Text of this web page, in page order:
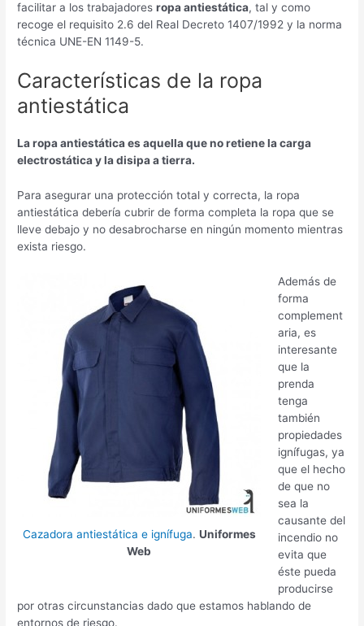
facilitar a los trabajadoresropa antiestática, tal y como
recoge el requisito 2.6 del Real Decreto 1407/1992 y la norma
técnica UNE-EN 1149-5.
Características de la ropa
antiestática
La ropa antiestática es aquella que no retiene la carga
electrostática y la disipa a tierra.
Para asegurar una protección total y correcta, la ropa
antiestática debería cubrir de forma completa la ropa que se
lleve debajo y no desabrocharse en ningún momento mientras
exista riesgo.
Cazadora antiestática e ignífuga. Uniformes
Web
Además de
forma
complement
aria, es
interesante
que la
prenda
tenga
también
propiedades
ignífugas, ya
que el hecho
de que no
sea la
causante del
incendio no
evita que
éste pueda
producirse
por otras circunstancias dado que estamos hablando de
entornos de riesgo.